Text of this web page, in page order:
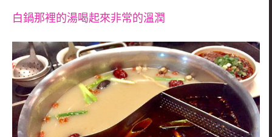
白鍋那裡的湯喝起來非常的溫潤